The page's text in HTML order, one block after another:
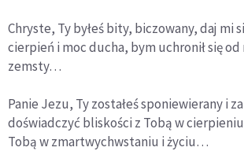
Chryste, Ty byłeś bity, biczowany, daj mi
cierpień i moc ducha, bym uchronił się od
zemsty…
Panie Jezu, Ty zostałeś sponiewierany i
doświadczyć bliskości z Tobą w
Tobą w zmartwychwstaniu i życiu…